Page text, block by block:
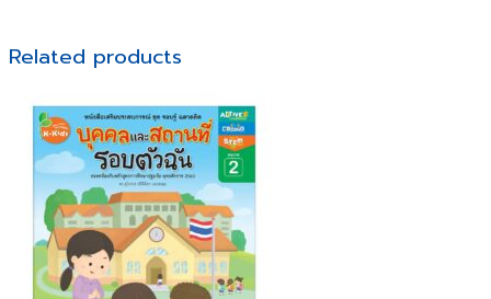
Related products